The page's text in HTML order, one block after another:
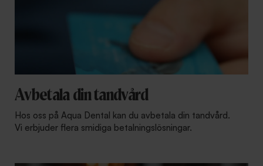
Avbetala din tandvård
Hos oss på Aqua Dental kan du avbetala din tandvård.
Vi erbjuder flera smidiga betalningslösningar.